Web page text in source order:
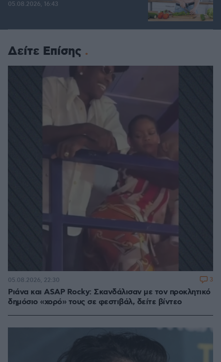
05.08.2026, 16:43
Δείτε Επίσης
Ριάνα και ASAP Rocky: Σκανδάλισαν με τον προκλητικό
δημόσιο «χορό» τους σε φεστιβάλ, δείτε βίντεο
05.08.2026, 22:30 3